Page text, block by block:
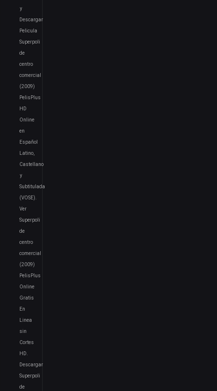
y
Descargar
Pelicula
Superpoli
de
centro
comercial
(2009)
PelisPlus
HD
Online
en
Español
Latino,
Castellano
y
Subtitulada
(VOSE).
Ver
Superpoli
de
centro
comercial
(2009)
PelisPlus
Online
Gratis
En
Linea
sin
Cortes
HD.
Descargar
Superpoli
de